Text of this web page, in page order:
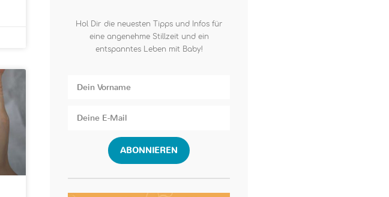
Hol Dir die neuesten Tipps und Infos für
eine angenehme Stillzeit und ein
entspanntes Leben mit Baby!
ABONNIEREN